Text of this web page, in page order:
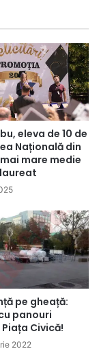
eleva de 10 de
Națională din
mare medie
pe gheață:
panouri
Civică!
2022